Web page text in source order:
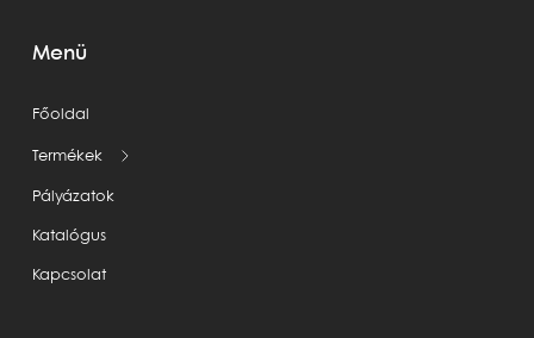
Menü
Főoldal
Termékek
Pályázatok
Katalógus
Kapcsolat